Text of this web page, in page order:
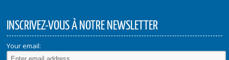
INSCRIVEZ-VOUS À NOTRE NEWSLETTER
Your email: